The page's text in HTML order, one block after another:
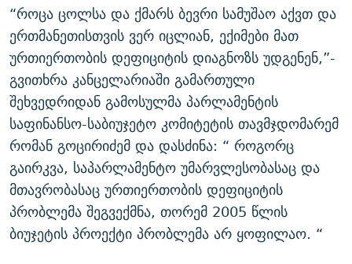
“როცა ცოლსა და ქმარს ბევრი სამუშაო აქვთ და
ერთმანეთისთვის ვერ იცლიან, ექიმები მათ
ურთიერთობის დეფიციტის დიაგნოზს უდგენენ,”-
გვითხრა კანცელარიაში გამართული
შეხვედრიდან გამოსულმა პარლამენტის
საფინანსო-საბიუჯეტო კომიტეტის თავმჯდომარემ
რომან გოცირიძემ და დასძინა: “ როგორც
გაირკვა, საპარლამენტო უმარვლესობასაც და
მთავრობასაც ურთიერთობის დეფიციტის
პრობლემა შეგვექმნა, თორემ 2005 წლის
ბიუჯეტის პროექტი პრობლემა არ ყოფილაო. “